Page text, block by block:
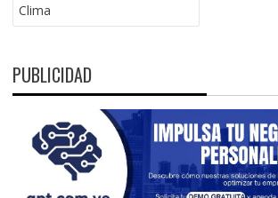
Clima
PUBLICIDAD